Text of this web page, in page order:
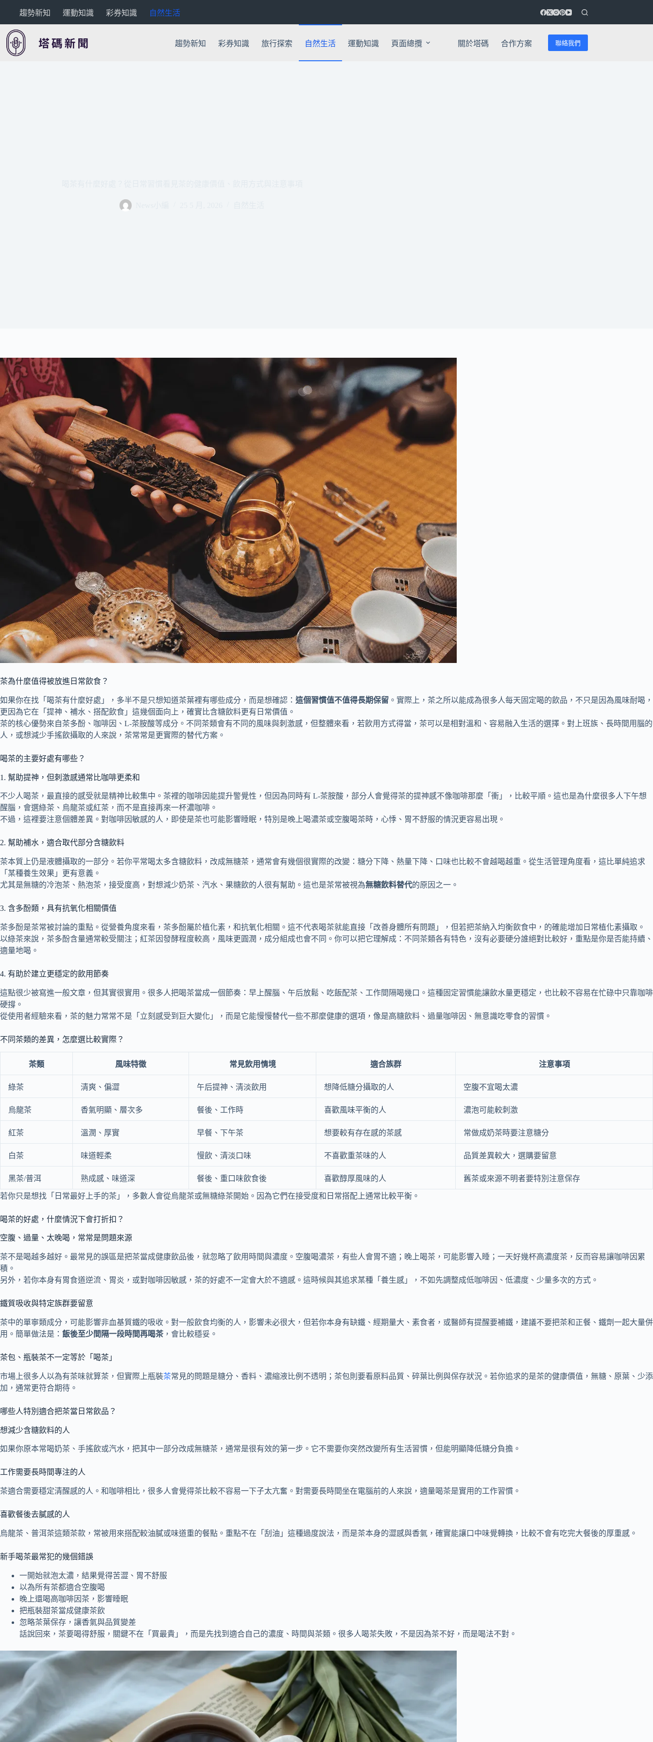
要
內
趨勢新知 運動知識 彩券知識 自然生活
趨勢新知 彩券知識 旅行探索 自然生活 運動知識 頁面總攬 關於塔碼 合作方案 聯絡我們
茶為什麼值得被放進日常飲食？
如果你在找「喝茶有什麼好處」，多半不是只想知道茶葉裡有哪些成分，而是想確認： 這個習慣值不值得長期保留 。實際上，茶之所以能成為很多人每天固定喝的飲品，不只是因為風味耐喝，
更因為它在「提神、補水、搭配飲食」這幾個面向上，確實比含糖飲料更有日常價值。
茶的核心優勢來自茶多酚、咖啡因、L-茶胺酸等成分。不同茶類會有不同的風味與刺激感，但整體來看，若飲用方式得當，茶可以是相對溫和、容易融入生活的選擇。對上班族、長時間用腦的
人，或想減少手搖飲攝取的人來說，茶常常是更實際的替代方案。
喝茶的主要好處有哪些？
1. 幫助提神，但刺激感通常比咖啡更柔和
不少人喝茶，最直接的感受就是精神比較集中。茶裡的咖啡因能提升警覺性，但因為同時有 L-茶胺酸，部分人會覺得茶的提神感不像咖啡那麼「衝」，比較平順。這也是為什麼很多人下午想
醒腦，會選綠茶、烏龍茶或紅茶，而不是直接再來一杯濃咖啡。
不過，這裡要注意個體差異。對咖啡因敏感的人，即使是茶也可能影響睡眠，特別是晚上喝濃茶或空腹喝茶時，心悸、胃不舒服的情況更容易出現。
2. 幫助補水，適合取代部分含糖飲料
茶本質上仍是液體攝取的一部分。若你平常喝太多含糖飲料，改成無糖茶，通常會有幾個很實際的改變：糖分下降、熱量下降、口味也比較不會越喝越重。從生活管理角度看，這比單純追求
「某種養生效果」更有意義。
尤其是無糖的冷泡茶、熱泡茶，接受度高，對想減少奶茶、汽水、果糖飲的人很有幫助。這也是茶常被視為無糖飲料替代的原因之一。
3. 含多酚類，具有抗氧化相關價值
茶多酚是茶常被討論的重點。從營養角度來看，茶多酚屬於植化素，和抗氧化相關。這不代表喝茶就能直接「改善身體所有問題」，但若把茶納入均衡飲食中，的確能增加日常植化素攝取。
以綠茶來說，茶多酚含量通常較受關注；紅茶因發酵程度較高，風味更圓潤，成分組成也會不同。你可以把它理解成：不同茶類各有特色，沒有必要硬分誰絕對比較好，重點是你是否能持續、
適量地喝。
4. 有助於建立更穩定的飲用節奏
這點很少被寫進一般文章，但其實很實用。很多人把喝茶當成一個節奏：早上醒腦、午后放鬆、吃飯配茶、工作間隔喝幾口。這種固定習慣能讓飲水量更穩定，也比較不容易在忙碌中只靠咖啡
硬撐。
從使用者經驗來看，茶的魅力常常不是「立刻感受到巨大變化」，而是它能慢慢替代一些不那麼健康的選項，像是高糖飲料、過量咖啡因、無意識吃零食的習慣。
不同茶類的差異，怎麼選比較實際？
茶類 風味特徵 常見飲用情境 適合族群 注意事項
綠茶 清爽、偏澀 午后提神、清淡飲用 想降低糖分攝取的人 空腹不宜喝太濃
烏龍茶 香氣明顯、層次多 餐後、工作時 喜歡風味平衡的人 濃泡可能較刺激
紅茶 溫潤、厚實 早餐、下午茶 想要較有存在感的茶感 常做成奶茶時要注意糖分
白茶 味道輕柔 慢飲、清淡口味 不喜歡重茶味的人 品質差異較大，選購要留意
黑茶/普洱 熟成感、味道深 餐後、重口味飲食後 喜歡醇厚風味的人 舊茶或來源不明者要特別注意保存
若你只是想找「日常最好上手的茶」，多數人會從烏龍茶或無糖綠茶開始。因為它們在接受度和日常搭配上通常比較平衡。
喝茶的好處，什麼情況下會打折扣？
空腹、過量、太晚喝，常常是問題來源
茶不是喝越多越好。最常見的誤區是把茶當成健康飲品後，就忽略了飲用時間與濃度。空腹喝濃茶，有些人會胃不適；晚上喝茶，可能影響入睡；一天好幾杯高濃度茶，反而容易讓咖啡因累
積。
另外，若你本身有胃食道逆流、胃炎，或對咖啡因敏感，茶的好處不一定會大於不適感。這時候與其追求某種「養生感」，不如先調整成低咖啡因、低濃度、少量多次的方式。
鐵質吸收與特定族群要留意
茶中的單寧類成分，可能影響非血基質鐵的吸收。對一般飲食均衡的人，影響未必很大，但若你本身有缺鐵、經期量大、素食者，或醫師有提醒要補鐵，建議不要把茶和正餐、鐵劑一起大量併
用。簡單做法是： 飯後至少間隔一段時間再喝茶 ，會比較穩妥。
茶包、瓶裝茶不一定等於「喝茶」
市場上很多人以為有茶味就算茶，但實際上瓶裝茶常見的問題是糖分、香料、濃縮液比例不透明；茶包則要看原料品質、碎葉比例與保存狀況。若你追求的是茶的健康價值，無糖、原葉、少添
加，通常更符合期待。
哪些人特別適合把茶當日常飲品？
想減少含糖飲料的人
如果你原本常喝奶茶、手搖飲或汽水，把其中一部分改成無糖茶，通常是很有效的第一步。它不需要你突然改變所有生活習慣，但能明顯降低糖分負擔。
工作需要長時間專注的人
茶適合需要穩定清醒感的人。和咖啡相比，很多人會覺得茶比較不容易一下子太亢奮。對需要長時間坐在電腦前的人來說，適量喝茶是實用的工作習慣。
喜歡餐後去膩感的人
烏龍茶、普洱茶這類茶款，常被用來搭配較油膩或味道重的餐點。重點不在「刮油」這種過度說法，而是茶本身的澀感與香氣，確實能讓口中味覺轉換，比較不會有吃完大餐後的厚重感。
新手喝茶最常犯的幾個錯誤
一開始就泡太濃，結果覺得苦澀、胃不舒服
以為所有茶都適合空腹喝
晚上還喝高咖啡因茶，影響睡眠
把瓶裝甜茶當成健康茶飲
忽略茶葉保存，讓香氣與品質變差
話說回來，茶要喝得舒服，關鍵不在「買最貴」，而是先找到適合自己的濃度、時間與茶類。很多人喝茶失敗，不是因為茶不好，而是喝法不對。